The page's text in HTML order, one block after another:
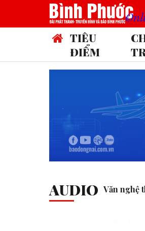
TIÊU
ĐIỂM
AUDIO Văn nghệ